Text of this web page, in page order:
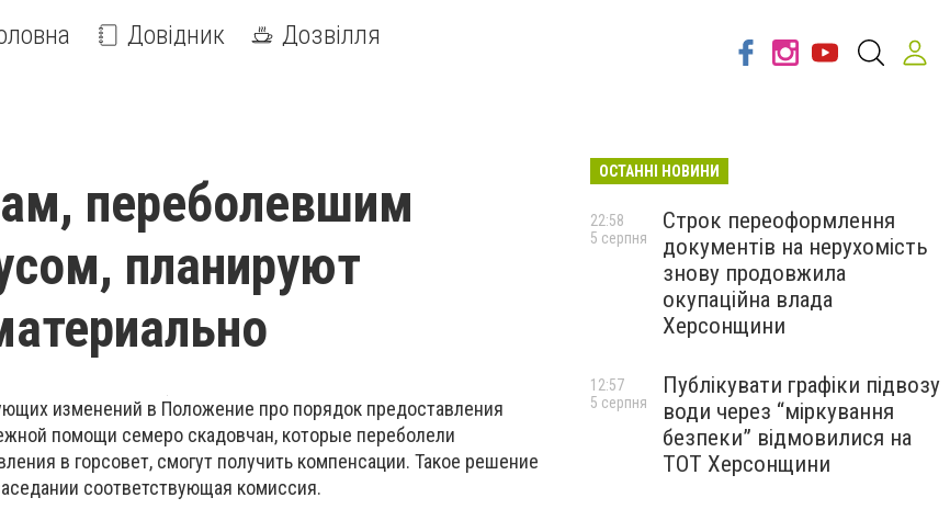
Довідник Дозвілля
переболевшим
планируют
изменений в Положение про порядок предоставления
помощи семеро скадовчан, которые переболели
в горсовет, смогут получить компенсации. Такое решение
соответствующая комиссия.
ОСТАННІ НОВИНИ
Строк переоформлення
документів на нерухомість
знову продовжила
окупаційна влада
Херсонщини
22:58
5 серпня
Публікувати графіки підвозу
води через “міркування
безпеки” відмовилися на
ТОТ Херсонщини
12:57
5 серпня